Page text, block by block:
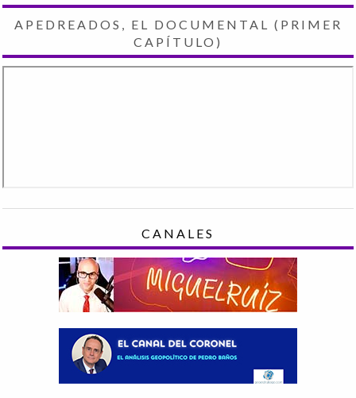
APEDREADOS, EL DOCUMENTAL (PRIMER
CAPÍTULO)
CANALES